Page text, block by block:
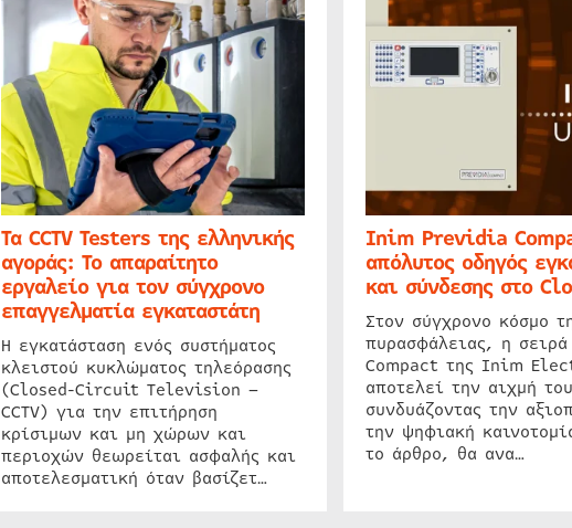
Τα CCTV Testers της ελληνικής
αγοράς: Το απαραίτητο
εργαλείο για τον σύγχρονο
επαγγελματία εγκαταστάτη
Η εγκατάσταση ενός συστήματος
κλειστού κυκλώματος τηλεόρασης
(Closed-Circuit Television –
CCTV) για την επιτήρηση
κρίσιμων και μη χώρων και
περιοχών θεωρείται ασφαλής και
αποτελεσματική όταν βασίζετ…
Inim Previdia
απόλυτος οδηγός
και σύνδεσης στο
Στον σύγχρονο κόσμο
πυρασφάλειας, η
Compact της Inim
αποτελεί την αιχμή
συνδυάζοντας την
την ψηφιακή
το άρθρο, θα ανα…